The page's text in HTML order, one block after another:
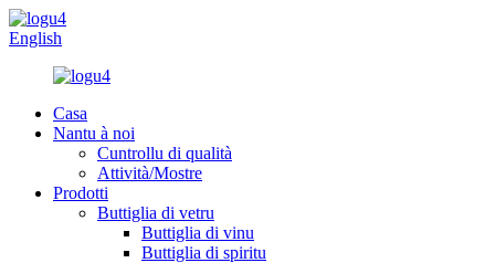
English
Casa
Nantu à noi
Cuntrollu di qualità
Attività/Mostre
Prodotti
Buttiglia di vetru
Buttiglia di vinu
Buttiglia di spiritu